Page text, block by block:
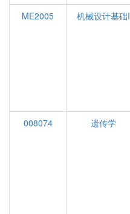
ME2005
机械设计基础I
008074
遗传学